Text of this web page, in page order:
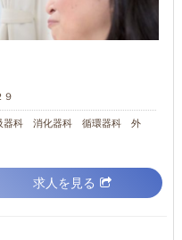
９
科 消化器科 循環器科 外
求人を見る